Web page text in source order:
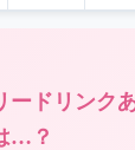
ードリンク
…？